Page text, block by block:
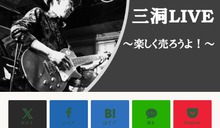
ポスト シェア はてブ 送る Pocket